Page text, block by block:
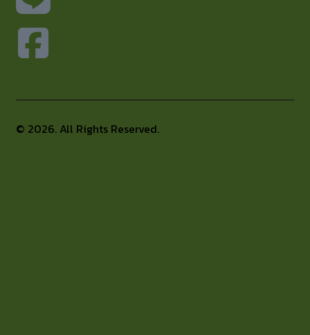
© 2026. All Rights Reserved.